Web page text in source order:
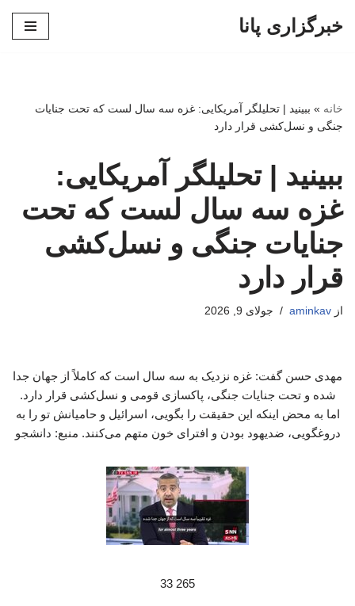
خبرگزاری پانا
خانه » ببینید | تحلیلگر آمریکایی: غزه سه سال لست که تحت جنایات
جنگی و نسل‌کشی قرار دارد
ببینید | تحلیلگر آمریکایی:
غزه سه سال لست که تحت
جنایات جنگی و نسل‌کشی
قرار دارد
از aminkav جولای 9, 2026
مهدی حسن گفت: غزه نزدیک به سه سال است که کاملاً از جهان جدا
شده و تحت جنایات جنگی، پاکسازی قومی و نسل‌کشی قرار دارد.
اما به محض اینکه این حقیقت را بگویی، اسرائیل و حامیانش تو را به
دروغگویی، ضدیهود بودن و افترای خون متهم می‌کنند. منبع: دانشجو
265 33